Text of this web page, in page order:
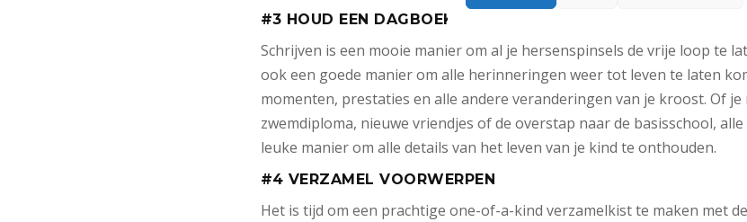
#3 HOUD EEN DAGBOEK BIJ
Schrijven is een mooie manier om al je hersenspinsels de vrije loop te
ook een goede manier om alle herinneringen weer tot leven te laten
momenten, prestaties en alle andere veranderingen van je kroost. Of
zwemdiploma, nieuwe vriendjes of de overstap naar de basisschool,
leuke manier om alle details van het leven van je kind te onthouden.
#4 VERZAMEL VOORWERPEN
Het is tijd om een prachtige one-of-a-kind verzamelkist te maken met